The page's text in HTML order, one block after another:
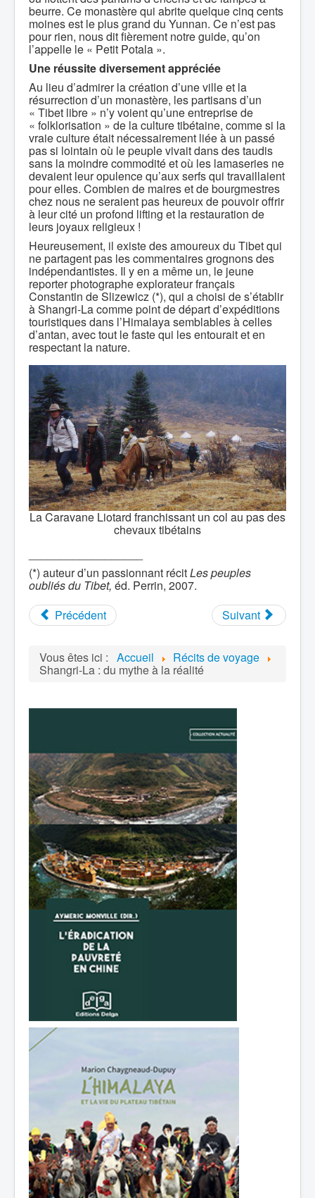
beurre. Ce monastère qui abrite quelque cinq cents
moines est le plus grand du Yunnan. Ce n’est pas
pour rien, nous dit fièrement notre guide, qu’on
l’appelle le « Petit Potala ».
Une réussite diversement appréciée
Au lieu d’admirer la création d’une ville et la
résurrection d’un monastère, les partisans d’un
« Tibet libre » n’y voient qu’une entreprise de
« folklorisation » de la culture tibétaine, comme si la
vraie culture était nécessairement liée à un passé
pas si lointain où le peuple vivait dans des taudis
sans la moindre commodité et où les lamaseries ne
devaient leur opulence qu’aux serfs qui travaillaient
pour elles. Combien de maires et de bourgmestres
chez nous ne seraient pas heureux de pouvoir offrir
à leur cité un profond lifting et la restauration de
leurs joyaux religieux !
Heureusement, il existe des amoureux du Tibet qui
ne partagent pas les commentaires grognons des
indépendantistes. Il y en a même un, le jeune
reporter photographe explorateur français
Constantin de Slizewicz (*), qui a choisi de s’établir
à Shangri-La comme point de départ d’expéditions
touristiques dans l’Himalaya semblables à celles
d’antan, avec tout le faste qui les entourait et en
respectant la nature.
La Caravane Liotard franchissant un col au pas des
chevaux tibétains
(*) auteur d’un passionnant récitLes peuples
oubliés du Tibet, éd. Perrin, 2007.
Précédent
Suivant
Vous êtes ici : Accueil Récits de voyage
Shangri-La : du mythe à la réalité